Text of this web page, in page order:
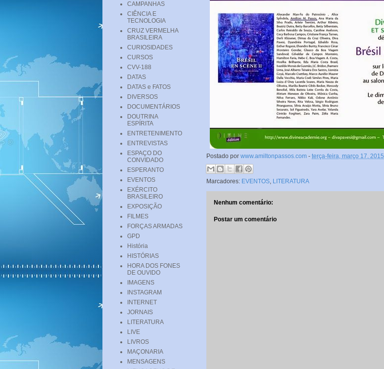
Postado por www.amiltonpassos.com - terça-feira, março 17, 2015
Marcadores: EVENTOS, LITERATURA
Nenhum comentário:
Postar um comentário
CAMPANHAS
CIÊNCIA E
TECNOLOGIA
CRUZ VERMELHA
BRASILEIRA
CURIOSIDADES
CURSOS
CVV-188
DATAS
DATAS e FATOS
DIVERSOS
DOCUMENTÁRIOS
DOUTRINA
ESPÍRITA
ENTRETENIMENTO
ENTREVISTAS
ESPAÇO DO
CONVIDADO
ESPERANTO
EVENTOS
EXÉRCITO
BRASILEIRO
EXPOSIÇÃO
FILMES
FORÇAS ARMADAS
GPD
História
HISTÓRIAS
HORA DOS FONES
DE OUVIDO
IMAGENS
INSTAGRAM
INTERNET
JORNAIS
LITERATURA
LIVE
LIVROS
MAÇONARIA
MENSAGENS